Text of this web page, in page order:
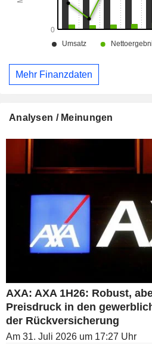
Mehr Finanzdaten
Analysen / Meinungen
AXA: AXA 1H26: Robust,
Preisdruck in den
der Rückversicherung
Am 31. Juli 2026 um 17:27 Uhr